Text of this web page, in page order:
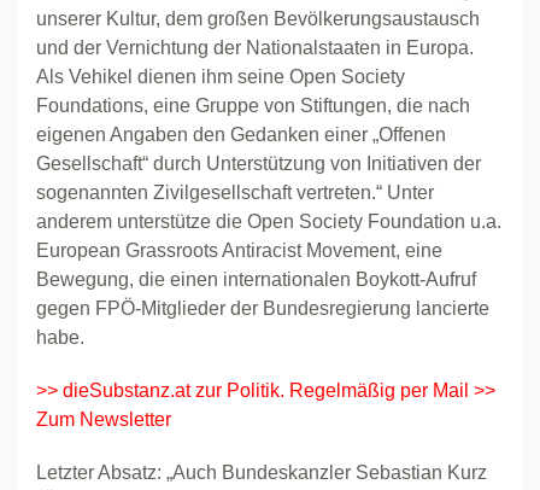
unserer Kultur, dem großen Bevölkerungsaustausch
und der Vernichtung der Nationalstaaten in Europa.
Als Vehikel dienen ihm seine Open Society
Foundations, eine Gruppe von Stiftungen, die nach
eigenen Angaben den Gedanken einer „Offenen
Gesellschaft“ durch Unterstützung von Initiativen der
sogenannten Zivilgesellschaft vertreten.“ Unter
anderem unterstütze die Open Society Foundation u.a.
European Grassroots Antiracist Movement, eine
Bewegung, die einen internationalen Boykott-Aufruf
gegen FPÖ-Mitglieder der Bundesregierung lancierte
habe.
>> dieSubstanz.at zur Politik. Regelmäßig per Mail >>
Zum Newsletter
Letzter Absatz: „Auch Bundeskanzler Sebastian Kurz